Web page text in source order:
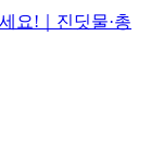
요!｜진딧물·총